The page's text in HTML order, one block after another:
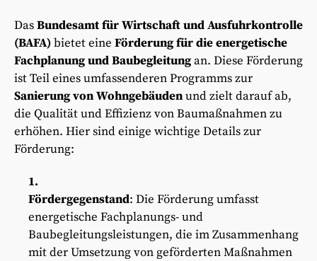
DasBundesamt für Wirtschaft und Ausfuhrkontrolle
(BAFA)bietet eine Förderung für die energetische
Fachplanung und Baubegleitungan. Diese Förderung
ist Teil eines umfassenderen Programms zur
Sanierung von Wohngebäudenund zielt darauf ab,
die Qualität und Effizienz von Baumaßnahmen zu
erhöhen. Hier sind einige wichtige Details zur
Förderung:
Fördergegenstand: Die Förderung umfasst
energetische Fachplanungs- und
Baubegleitungsleistungen, die im Zusammenhang
mit der Umsetzung von geförderten Maßnahmen